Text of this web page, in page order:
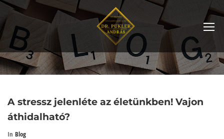
A stressz jelenléte az életünkben! Vajon
áthidalható?
In Blog